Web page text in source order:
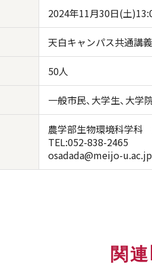
2024年11月30日(土
天白キャンパス共通講
50人
一般市民、大学生、大学
農学部生物環境科学科
TEL:052-838-2465
osadada@meijo-u.ac.jp
関連